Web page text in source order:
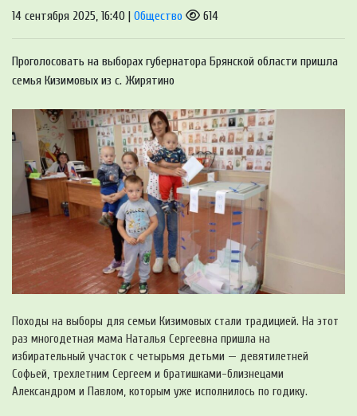
14 сентября 2025, 16:40 | Общество 614
Проголосовать на выборах губернатора Брянской области пришла
семья Кизимовых из с. Жирятино
Походы на выборы для семьи Кизимовых стали традицией. На этот
раз многодетная мама Наталья Сергеевна пришла на
избирательный участок с четырьмя детьми — девятилетней
Софьей, трехлетним Сергеем и братишками-близнецами
Александром и Павлом, которым уже исполнилось по годику.